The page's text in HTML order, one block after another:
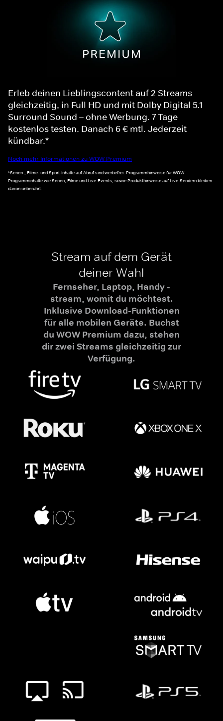
Erleb deinen Lieblingscontent auf 2 Streams
gleichzeitig, in Full HD und mit Dolby Digital 5.1
Surround Sound – ohne Werbung. 7 Tage
kostenlos testen. Danach 6 € mtl. Jederzeit
kündbar.*
Noch mehr Informationen zu WOW Premium
*Serien-, Filme- und Sport-Inhalte auf Abruf sind werbefrei. Programmhinweise für WOW
Programminhalte wie Serien, Filme und Live-Events, sowie Produkthinweise auf Live-Sendern bleiben
davon unberührt.
Stream auf dem Gerät
deiner Wahl
Fernseher, Laptop, Handy -
stream, womit du möchtest.
Inklusive Download-Funktionen
für alle mobilen Geräte. Buchst
du WOW Premium dazu, stehen
dir zwei Streams gleichzeitig zur
Verfügung.